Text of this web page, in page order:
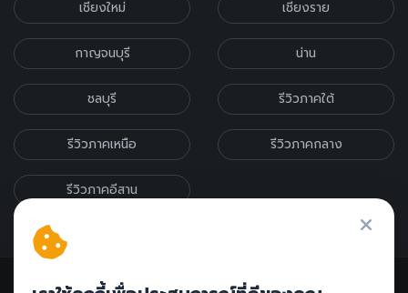
เชียงใหม่ เชียงราย
กาญจนบุรี น่าน
ชลบุรี รีวิวภาคใต้
รีวิวภาคเหนือ รีวิวภาคกลาง
รีวิวภาคอีสาน